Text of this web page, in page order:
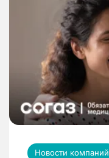
Новости компаний